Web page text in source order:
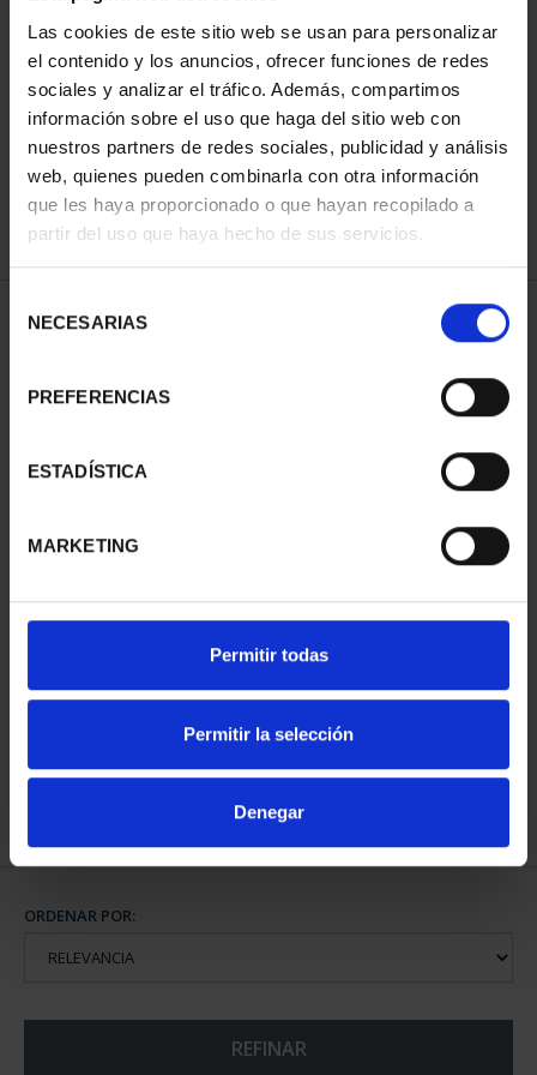
Las cookies de este sitio web se usan para personalizar
el contenido y los anuncios, ofrecer funciones de redes
sociales y analizar el tráfico. Además, compartimos
información sobre el uso que haga del sitio web con
nuestros partners de redes sociales, publicidad y análisis
web, quienes pueden combinarla con otra información
que les haya proporcionado o que hayan recopilado a
partir del uso que haya hecho de sus servicios.
NECESARIAS
PREFERENCIAS
ESTADÍSTICA
MARKETING
Permitir todas
Permitir la selección
Denegar
ORDENAR POR:
REFINAR
1 Productos encontrados
PROVINCIA COLECCION
COMPLET...
ORDENAR POR:
REFINAR